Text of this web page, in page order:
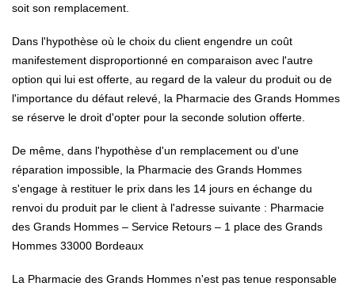
soit son remplacement.
Dans l'hypothèse où le choix du client engendre un coût
manifestement disproportionné en comparaison avec l'autre
option qui lui est offerte, au regard de la valeur du produit ou de
l'importance du défaut relevé, la Pharmacie des Grands Hommes
se réserve le droit d'opter pour la seconde solution offerte.
De même, dans l'hypothèse d'un remplacement ou d'une
réparation impossible, la Pharmacie des Grands Hommes
s'engage à restituer le prix dans les 14 jours en échange du
renvoi du produit par le client à l'adresse suivante : Pharmacie
des Grands Hommes – Service Retours – 1 place des Grands
Hommes 33000 Bordeaux
La Pharmacie des Grands Hommes n'est pas tenue responsable